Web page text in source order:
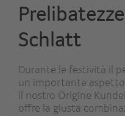
Schlatt
Durante le festività il
un importante
il nostro Origine
offre la giusta